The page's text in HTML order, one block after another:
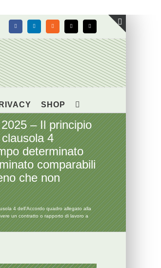
FacebookLinkedIn Rss X Email
SHOP
– Il principio
4
determinato
comparabili
che non
4 dell’Accordo quadro allegato alla
un contratto o rapporto di lavoro a
Toggle
area
barra
scorrevole